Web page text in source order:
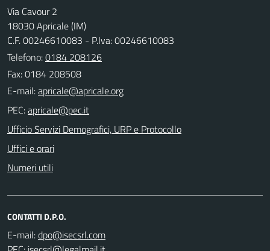
Via Cavour 2
18030 Apricale (IM)
C.F. 00246610083 - P.Iva: 00246610083
Telefono:0184 208126
Fax: 0184 208508
E-mail:
PEC:
Ufficio Servizi Demografici, URP e Protocollo
Uffici e orari
Numeri utili
CONTATTI D.P.O.
E-mail: